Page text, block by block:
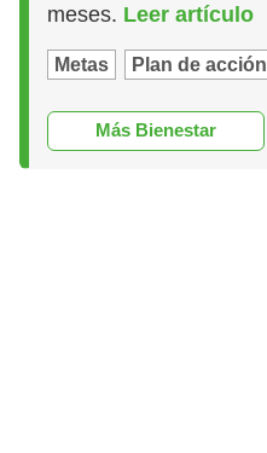
meses. Leer artículo
Metas Plan de acción
Más Bienestar